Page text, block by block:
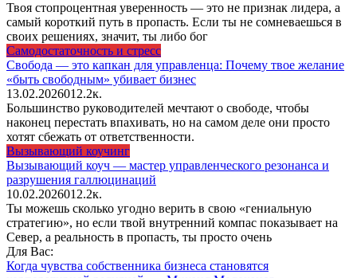
Твоя стопроцентная уверенность — это не признак лидера, а
самый короткий путь в пропасть. Если ты не сомневаешься в
своих решениях, значит, ты либо бог
Самодостаточность и стресс
Свобода — это капкан для управленца: Почему твое желание
«быть свободным» убивает бизнес
13.02.2026012.2к.
Большинство руководителей мечтают о свободе, чтобы
наконец перестать впахивать, но на самом деле они просто
хотят сбежать от ответственности.
Вызывающий коучинг
Вызывающий коуч — мастер управленческого резонанса и
разрушения галлюцинаций
10.02.2026012.2к.
Ты можешь сколько угодно верить в свою «гениальную
стратегию», но если твой внутренний компас показывает на
Север, а реальность в пропасть, ты просто очень
Для Вас:
Когда чувства собственника бизнеса становятся